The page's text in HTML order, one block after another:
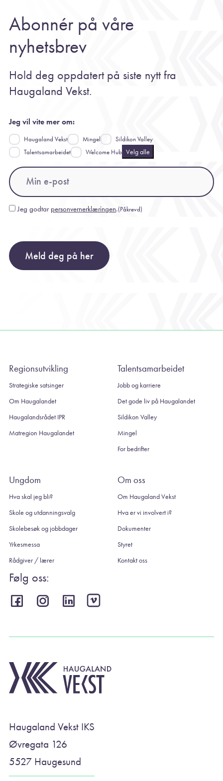
Abonnér på våre
nyhetsbrev
Hold deg oppdatert på siste nytt fra
Haugaland Vekst.
Jeg vil vite mer om:
Haugaland Vekst Mingel
Sildikon Valley
Talentsamarbeidet
Welcome Hub Velg alle
Email
Consent(Påkrevd)
Jeg godtar personvernerklæringen.(Påkrevd)
Meld deg på her
Regionsutvikling
Strategiske satsinger
Om Haugalandet
Haugalandsrådet IPR
Matregion Haugalandet
Talentsamarbeidet
Jobb og karriere
Det gode liv på Haugalandet
Sildikon Valley
Mingel
For bedrifter
Ungdom
Hva skal jeg bli?
Skole og utdanningsvalg
Skolebesøk og jobbdager
Yrkesmessa
Rådgiver / lærer
Om oss
Om Haugaland Vekst
Hva er vi involvert i?
Dokumenter
Styret
Kontakt oss
Følg oss:
Haugaland Vekst IKS
Øvregata 126
5527 Haugesund